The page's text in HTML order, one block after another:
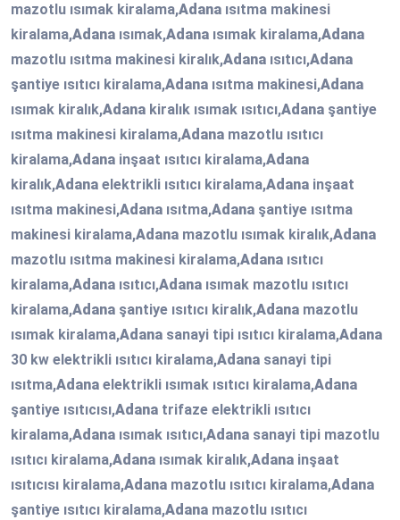
mazotlu ısımak kiralama,Adana ısıtma makinesi
kiralama,Adana ısımak,Adana ısımak kiralama,Adana
mazotlu ısıtma makinesi kiralık,Adana ısıtıcı,Adana
şantiye ısıtıcı kiralama,Adana ısıtma makinesi,Adana
ısımak kiralık,Adana kiralık ısımak ısıtıcı,Adana şantiye
ısıtma makinesi kiralama,Adana mazotlu ısıtıcı
kiralama,Adana inşaat ısıtıcı kiralama,Adana
kiralık,Adana elektrikli ısıtıcı kiralama,Adana inşaat
ısıtma makinesi,Adana ısıtma,Adana şantiye ısıtma
makinesi kiralama,Adana mazotlu ısımak kiralık,Adana
mazotlu ısıtma makinesi kiralama,Adana ısıtıcı
kiralama,Adana ısıtıcı,Adana ısımak mazotlu ısıtıcı
kiralama,Adana şantiye ısıtıcı kiralık,Adana mazotlu
ısımak kiralama,Adana sanayi tipi ısıtıcı kiralama,Adana
30 kw elektrikli ısıtıcı kiralama,Adana sanayi tipi
ısıtma,Adana elektrikli ısımak ısıtıcı kiralama,Adana
şantiye ısıtıcısı,Adana trifaze elektrikli ısıtıcı
kiralama,Adana ısımak ısıtıcı,Adana sanayi tipi mazotlu
ısıtıcı kiralama,Adana ısımak kiralık,Adana inşaat
ısıtıcısı kiralama,Adana mazotlu ısıtıcı kiralama,Adana
şantiye ısıtıcı kiralama,Adana mazotlu ısıtıcı